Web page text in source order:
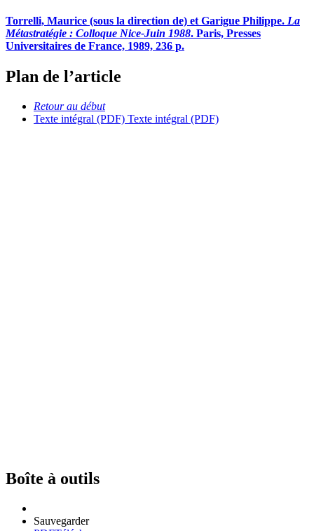
Torrelli, Maurice (sous la direction de) et Garigue Philippe. La
Métastratégie : Colloque Nice-Juin 1988. Paris, Presses
Universitaires de France, 1989, 236 p.
Plan de l’article
Retour au début
Texte intégral (PDF) Texte intégral (PDF)
Boîte à outils
Sauvegarder